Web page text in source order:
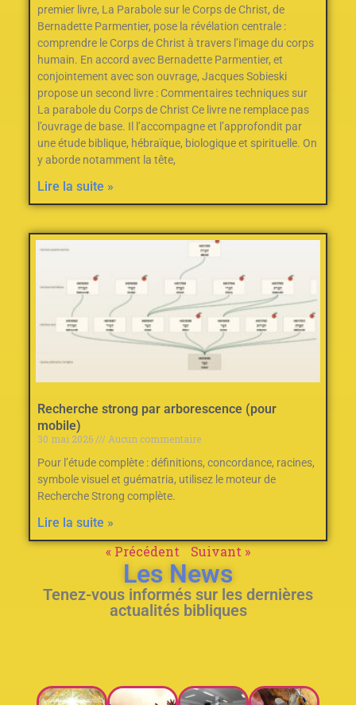
premier livre, La Parabole sur le Corps de Christ, de
Bernadette Parmentier, pose la révélation centrale :
comprendre le Corps de Christ à travers l’image du corps
humain. En accord avec Bernadette Parmentier, et
conjointement avec son ouvrage, Jacques Sobieski
propose un second livre : Commentaires techniques sur
La parabole du Corps de Christ Ce livre ne remplace pas
l’ouvrage de base. Il l’accompagne et l’approfondit par
une étude biblique, hébraïque, biologique et spirituelle. On
y aborde notamment la tête,
Lire la suite »
Recherche strong par arborescence (pour
mobile)
30 mai 2026
Aucun commentaire
Pour l’étude complète : définitions, concordance, racines,
symbole visuel et guématria, utilisez le moteur de
Recherche Strong complète.
Lire la suite »
« Précédent Suivant »
Les News
Tenez-vous informés sur les dernières
actualités bibliques